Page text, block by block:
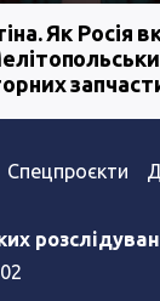
Як Росія
Спецпроєкти